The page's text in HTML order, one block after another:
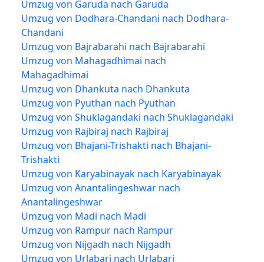
Umzug von Garuda nach Garuda
Umzug von Dodhara-Chandani nach Dodhara-
Chandani
Umzug von Bajrabarahi nach Bajrabarahi
Umzug von Mahagadhimai nach
Mahagadhimai
Umzug von Dhankuta nach Dhankuta
Umzug von Pyuthan nach Pyuthan
Umzug von Shuklagandaki nach Shuklagandaki
Umzug von Rajbiraj nach Rajbiraj
Umzug von Bhajani-Trishakti nach Bhajani-
Trishakti
Umzug von Karyabinayak nach Karyabinayak
Umzug von Anantalingeshwar nach
Anantalingeshwar
Umzug von Madi nach Madi
Umzug von Rampur nach Rampur
Umzug von Nijgadh nach Nijgadh
Umzug von Urlabari nach Urlabari